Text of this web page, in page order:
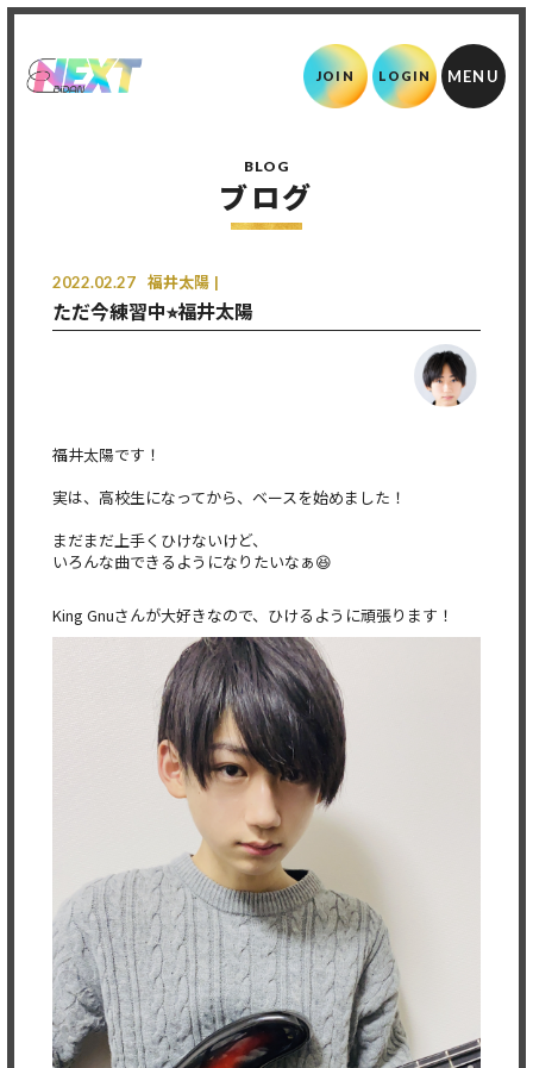
JOIN LOGIN
BLOG
ブログ
2022.02.27 福井太陽
ただ今練習中⭐︎福井太陽
福井太陽です！
実は、高校生になってから、ベースを始めました！
まだまだ上手くひけないけど、
いろんな曲できるようになりたいなぁ😆
King Gnuさんが大好きなので、ひけるように頑張ります！